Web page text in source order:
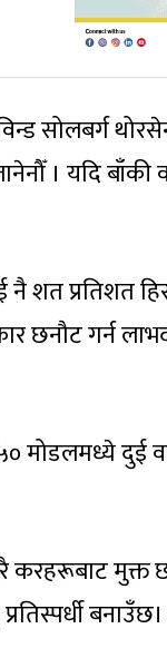
सोलबर्ग
। यदि बाँकी
नै शत प्रतिशत
छनौट गर्न
मोडलमध्ये दुई
करहरूबाट
बनाउँछ।